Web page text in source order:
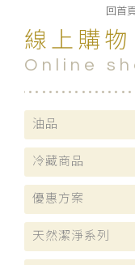
回首
線上購物
Online
油品
冷藏商品
優惠方案
天然潔淨系列